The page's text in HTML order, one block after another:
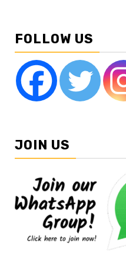
FOLLOW US
JOIN US